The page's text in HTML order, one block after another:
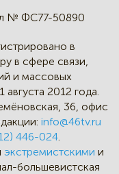
№ ФС77-50890
в
в сфере связи,
и массовых
2012 года.
36, офис
info@46tv.ru
446-024
экстремистскими и
большевистская